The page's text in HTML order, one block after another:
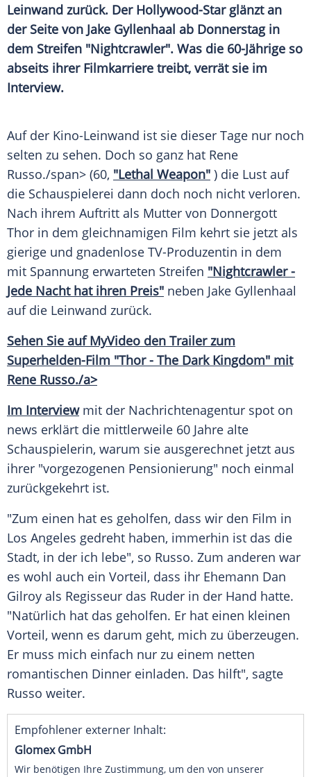
Leinwand zurück. Der Hollywood-Star glänzt an
der Seite von Jake Gyllenhaal ab Donnerstag in
dem Streifen "Nightcrawler". Was die 60-Jährige so
abseits ihrer Filmkarriere treibt, verrät sie im
Interview.
Auf der Kino-Leinwand ist sie dieser Tage nur noch
selten zu sehen. Doch so ganz hat Rene
Russo./span> (60, "Lethal Weapon" ) die Lust auf
die Schauspielerei dann doch noch nicht verloren.
Nach ihrem Auftritt als Mutter von Donnergott
Thor in dem gleichnamigen Film kehrt sie jetzt als
gierige und gnadenlose TV-Produzentin in dem
mit Spannung erwarteten Streifen "Nightcrawler -
Jede Nacht hat ihren Preis" neben Jake Gyllenhaal
auf die Leinwand zurück.
Sehen Sie auf MyVideo den Trailer zum
Superhelden-Film "Thor - The Dark Kingdom" mit
Rene Russo./a>
Im Interviewmit der Nachrichtenagentur spot on
news erklärt die mittlerweile 60 Jahre alte
Schauspielerin, warum sie ausgerechnet jetzt aus
ihrer "vorgezogenen Pensionierung" noch einmal
zurückgekehrt ist.
"Zum einen hat es geholfen, dass wir den Film in
Los Angeles gedreht haben, immerhin ist das die
Stadt, in der ich lebe", so Russo. Zum anderen war
es wohl auch ein Vorteil, dass ihr Ehemann Dan
Gilroy als Regisseur das Ruder in der Hand hatte.
"Natürlich hat das geholfen. Er hat einen kleinen
Vorteil, wenn es darum geht, mich zu überzeugen.
Er muss mich einfach nur zu einem netten
romantischen Dinner einladen. Das hilft", sagte
Russo weiter.
Empfohlener externer Inhalt:
Glomex GmbH
Wir benötigen Ihre Zustimmung, um den von unserer